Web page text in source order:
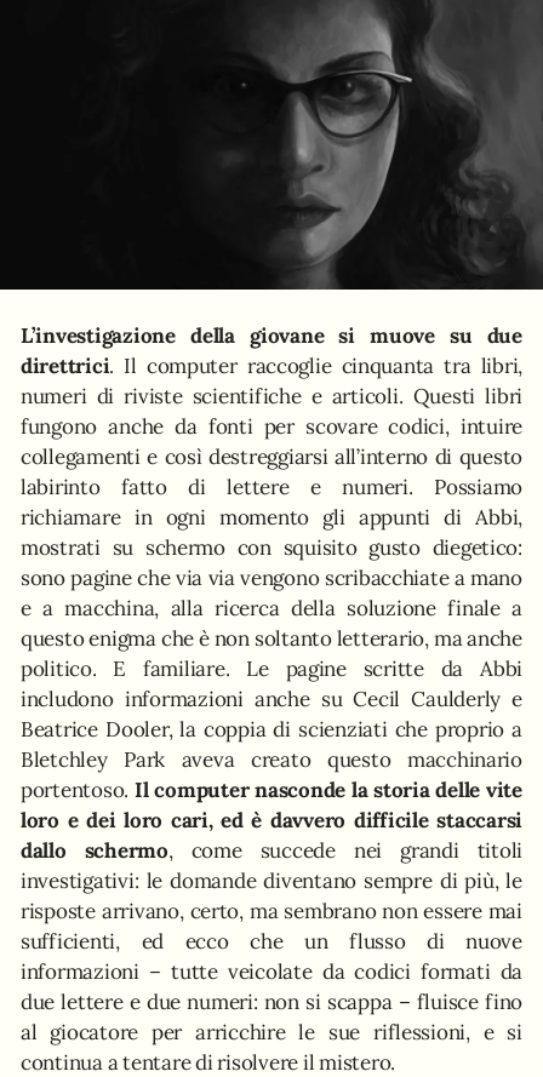
L’investigazione della giovane si muove su due
direttrici. Il computer raccoglie cinquanta tra libri,
numeri di riviste scientifiche e articoli. Questi libri
fungono anche da fonti per scovare codici, intuire
collegamenti e così destreggiarsi all’interno di questo
labirinto fatto di lettere e numeri. Possiamo
richiamare in ogni momento gli appunti di Abbi,
mostrati su schermo con squisito gusto diegetico:
sono pagine che via via vengono scribacchiate a mano
e a macchina, alla ricerca della soluzione finale a
questo enigma che è non soltanto letterario, ma anche
politico. E familiare. Le pagine scritte da Abbi
includono informazioni anche su Cecil Caulderly e
Beatrice Dooler, la coppia di scienziati che proprio a
Bletchley Park aveva creato questo macchinario
portentoso.Il computer nasconde la storia delle vite
loro e dei loro cari, ed è davvero difficile staccarsi
dallo schermo, come succede nei grandi titoli
investigativi: le domande diventano sempre di più, le
risposte arrivano, certo, ma sembrano non essere mai
sufficienti, ed ecco che un flusso di nuove
informazioni – tutte veicolate da codici formati da
due lettere e due numeri: non si scappa – fluisce fino
al giocatore per arricchire le sue riflessioni, e si
continua a tentare di risolvere il mistero.